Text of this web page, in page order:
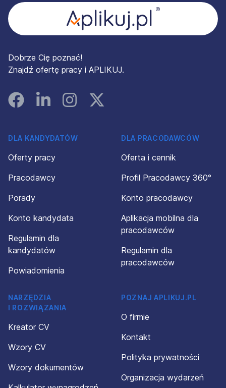
Dobrze Cię poznać!
Znajdź ofertę pracy i APLIKUJ.
FacebookLinked InInstagramInstagram
DLA KANDYDATÓW
Oferty pracy
Pracodawcy
Porady
Konto kandydata
Regulamin dla
kandydatów
Powiadomienia
DLA PRACODAWCÓW
Oferta i cennik
Profil Pracodawcy 360°
Konto pracodawcy
Aplikacja mobilna dla
pracodawców
Regulamin dla
pracodawców
NARZĘDZIA
I ROZWIĄZANIA
Kreator CV
Wzory CV
Wzory dokumentów
POZNAJ APLIKUJ.PL
O firmie
Kontakt
Polityka prywatności
Organizacja wydarzeń